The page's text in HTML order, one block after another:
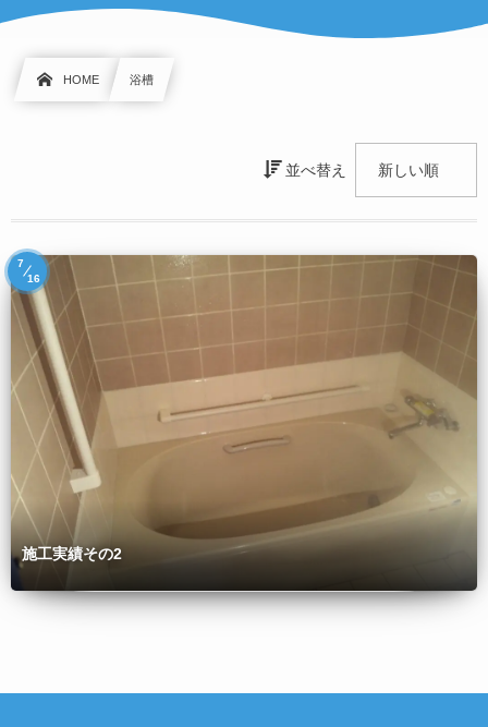
HOME 浴槽
並べ替え
施工実績その2
7
16